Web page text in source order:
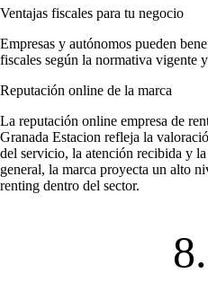
Ventajas fiscales para tu negocio
Empresas y autónomos pueden
fiscales según la normativa vigente
Reputación online de la marca
La reputación online empresa de
Granada Estacion refleja la
del servicio, la atención recibida y
general, la marca proyecta un alto
renting dentro del sector.